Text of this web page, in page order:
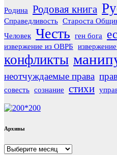
Родина Родовая книга
Справедливость Староста
Человек Честь ген бога
извержение из ОВРБ
конфликты
неотчуждаемые права
совесть сознание стихи
Архивы
Архивы